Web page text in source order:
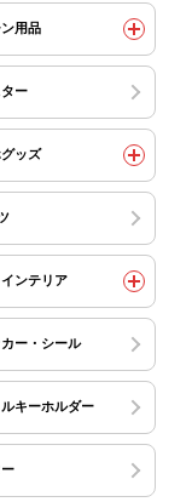
用品
ー
ッズ
ンテリア
ー・シール
キーホルダー